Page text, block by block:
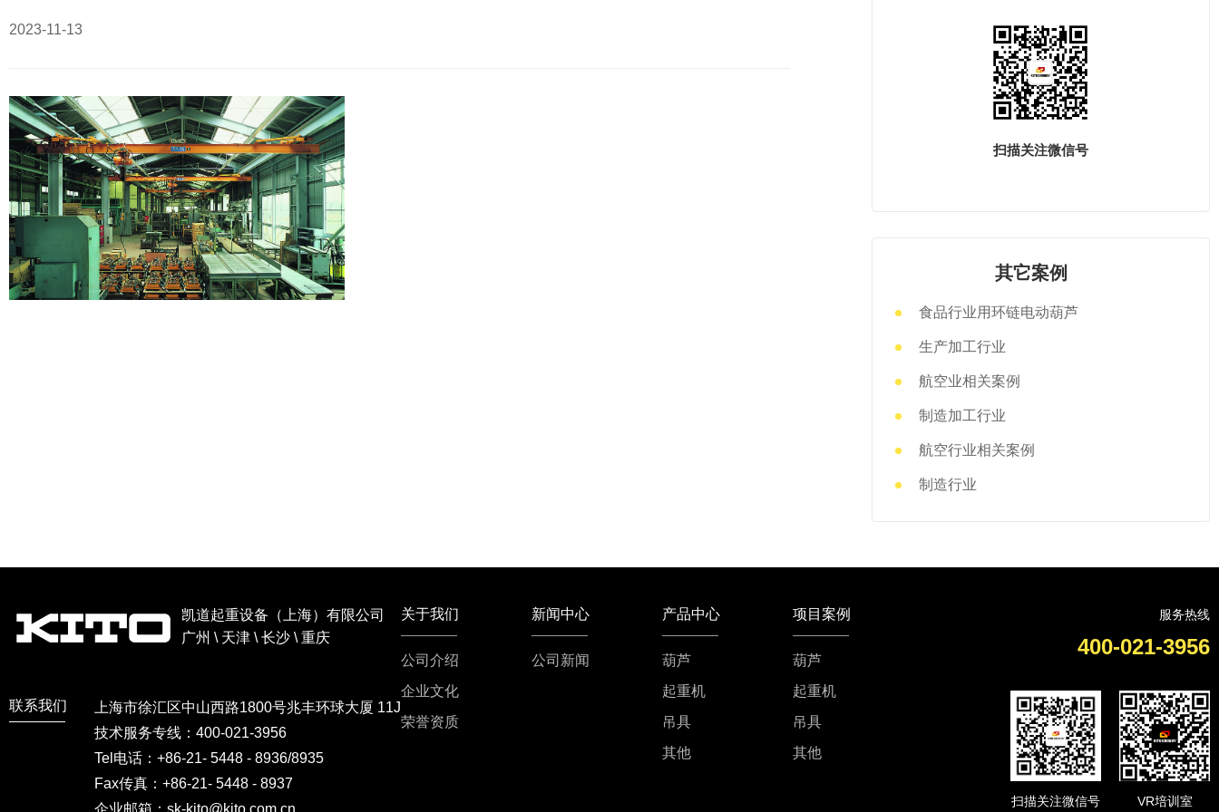
2023-11-13
扫描关注微信号
其它案例
食品行业用环链电动葫芦
生产加工行业
航空业相关案例
制造加工行业
航空行业相关案例
制造行业
凯道起重设备（上海）有限公司
广州 \ 天津 \ 长沙 \ 重庆
联系我们
上海市徐汇区中山西路1800号兆丰环球大厦 11J
技术服务专线：400-021-3956
Tel电话：+86-21- 5448 - 8936/8935
Fax传真：+86-21- 5448 - 8937
服务热线
400-021-3956
扫描关注微信号 VR培训室
关于我们
公司介绍
企业文化
荣誉资质
新闻中心
公司新闻
产品中心
葫芦
起重机
吊具
其他
项目案例
葫芦
起重机
吊具
其他